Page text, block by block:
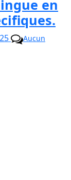
en
Aucun